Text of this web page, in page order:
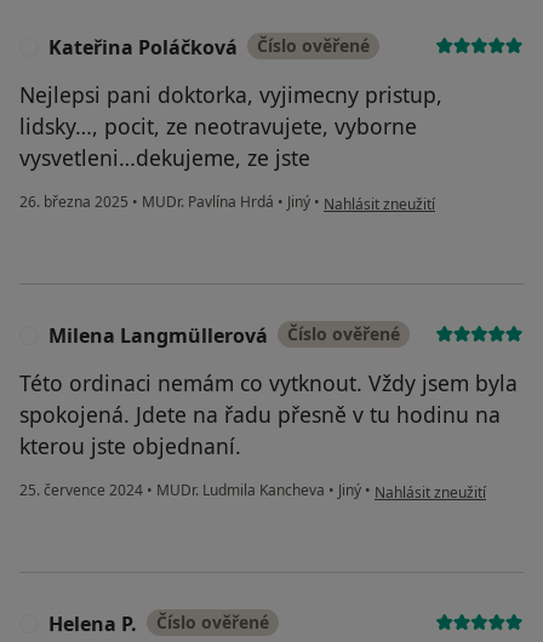
Kateřina Poláčková Číslo ověřené
Nejlepsi pani doktorka, vyjimecny pristup,
lidsky…, pocit, ze neotravujete, vyborne
vysvetleni…dekujeme, ze jste
26. března 2025 • MUDr. Pavlína Hrdá • Jiný • podle názoru uživatele Kateřina
Nahlásit zneužití
Milena Langmüllerová Číslo ověřené
Této ordinaci nemám co vytknout. Vždy jsem byla
spokojená. Jdete na řadu přesně v tu hodinu na
kterou jste objednaní.
25. července 2024 • MUDr. Ludmila Kancheva • Jiný • podle názoru uživatele
Nahlásit zneužití
Helena P. Číslo ověřené